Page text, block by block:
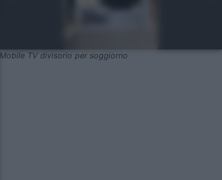
Mobile TV divisorio per soggiorno